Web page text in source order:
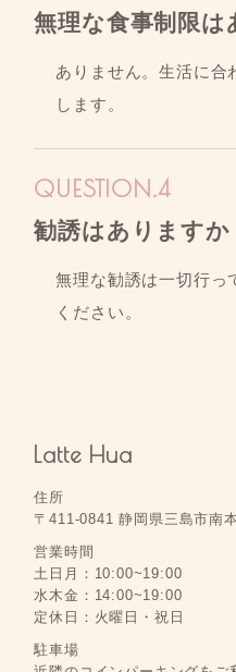
無理な食事制限は
ありません。生活に合
します。
勧誘はありますか
無理な勧誘は一切行っ
ください。
Latte Hua
住所
〒411-0841 静岡県三島市南
営業時間
土日月：10:00~19:00
水木金：14:00~19:00
定休日：火曜日・祝日
駐車場